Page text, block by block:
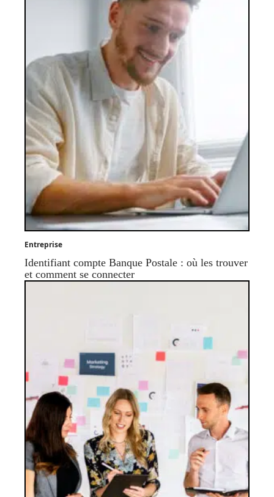
Entreprise
Identifiant compte Banque Postale : où les trouver
et comment se connecter